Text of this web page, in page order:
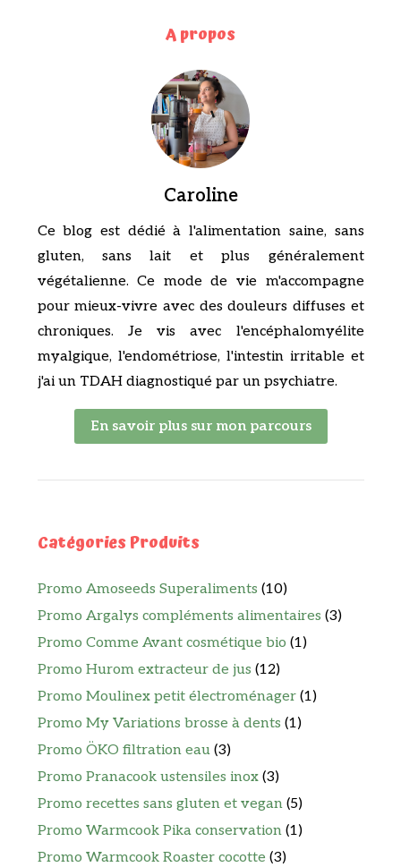
A propos
Caroline
Ce blog est dédié à l'alimentation saine, sans
gluten, sans lait et plus généralement
végétalienne. Ce mode de vie m'accompagne
pour mieux-vivre avec des douleurs diffuses et
chroniques. Je vis avec l'encéphalomyélite
myalgique, l'endométriose, l'intestin irritable et
j'ai un TDAH diagnostiqué par un psychiatre.
En savoir plus sur mon parcours
Catégories Produits
Promo Amoseeds Superaliments (10)
Promo Argalys compléments alimentaires (3)
Promo Comme Avant cosmétique bio (1)
Promo Hurom extracteur de jus (12)
Promo Moulinex petit électroménager (1)
Promo My Variations brosse à dents (1)
Promo ÖKO filtration eau (3)
Promo Pranacook ustensiles inox (3)
Promo recettes sans gluten et vegan (5)
Promo Warmcook Pika conservation (1)
Promo Warmcook Roaster cocotte (3)